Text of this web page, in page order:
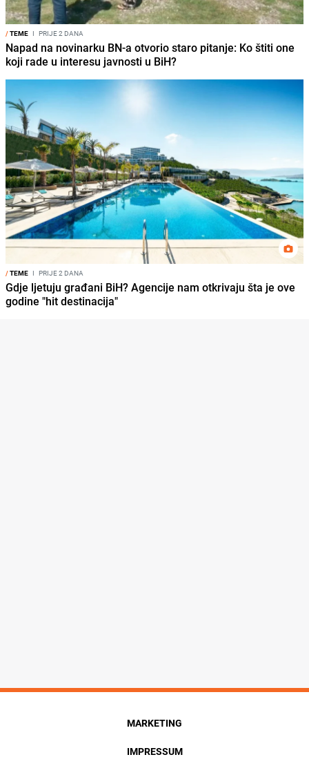
/TEME I PRIJE 2 DANA
Napad na novinarku BN-a otvorio staro pitanje: Ko štiti one
koji rade u interesu javnosti u BiH?
/TEME I PRIJE 2 DANA
Gdje ljetuju građani BiH? Agencije nam otkrivaju šta je ove
godine "hit destinacija"
MARKETING
IMPRESSUM